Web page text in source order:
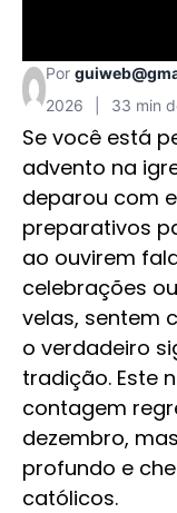
Por
2026
33 min
Se você está
advento na
deparou com
preparativos
ao ouvirem
celebrações
velas, sentem
o verdadeiro
tradição. Este
contagem
dezembro,
profundo e
católicos.